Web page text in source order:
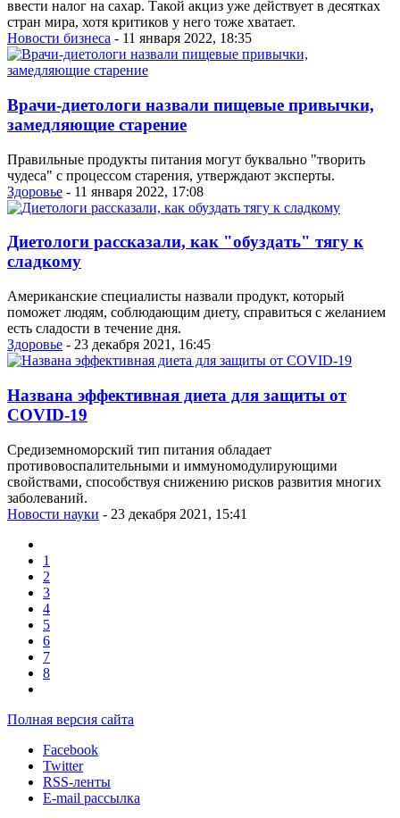
ввести налог на сахар. Такой акциз уже действует в десятках
стран мира, хотя критиков у него тоже хватает.
Новости бизнеса - 11 января 2022, 18:35
Врачи-диетологи назвали пищевые привычки,
замедляющие старение
Правильные продукты питания могут буквально "творить
чудеса" с процессом старения, утверждают эксперты.
Здоровье - 11 января 2022, 17:08
Диетологи рассказали, как "обуздать" тягу к
сладкому
Американские специалисты назвали продукт, который
поможет людям, соблюдающим диету, справиться с желанием
есть сладости в течение дня.
Здоровье - 23 декабря 2021, 16:45
Названа эффективная диета для защиты от
COVID-19
Средиземноморский тип питания обладает
противовоспалительными и иммуномодулирующими
свойствами, способствуя снижению рисков развития многих
заболеваний.
Новости науки - 23 декабря 2021, 15:41
1
2
3
4
5
6
7
8
Полная версия сайта
Facebook
Twitter
RSS-ленты
E-mail рассылка